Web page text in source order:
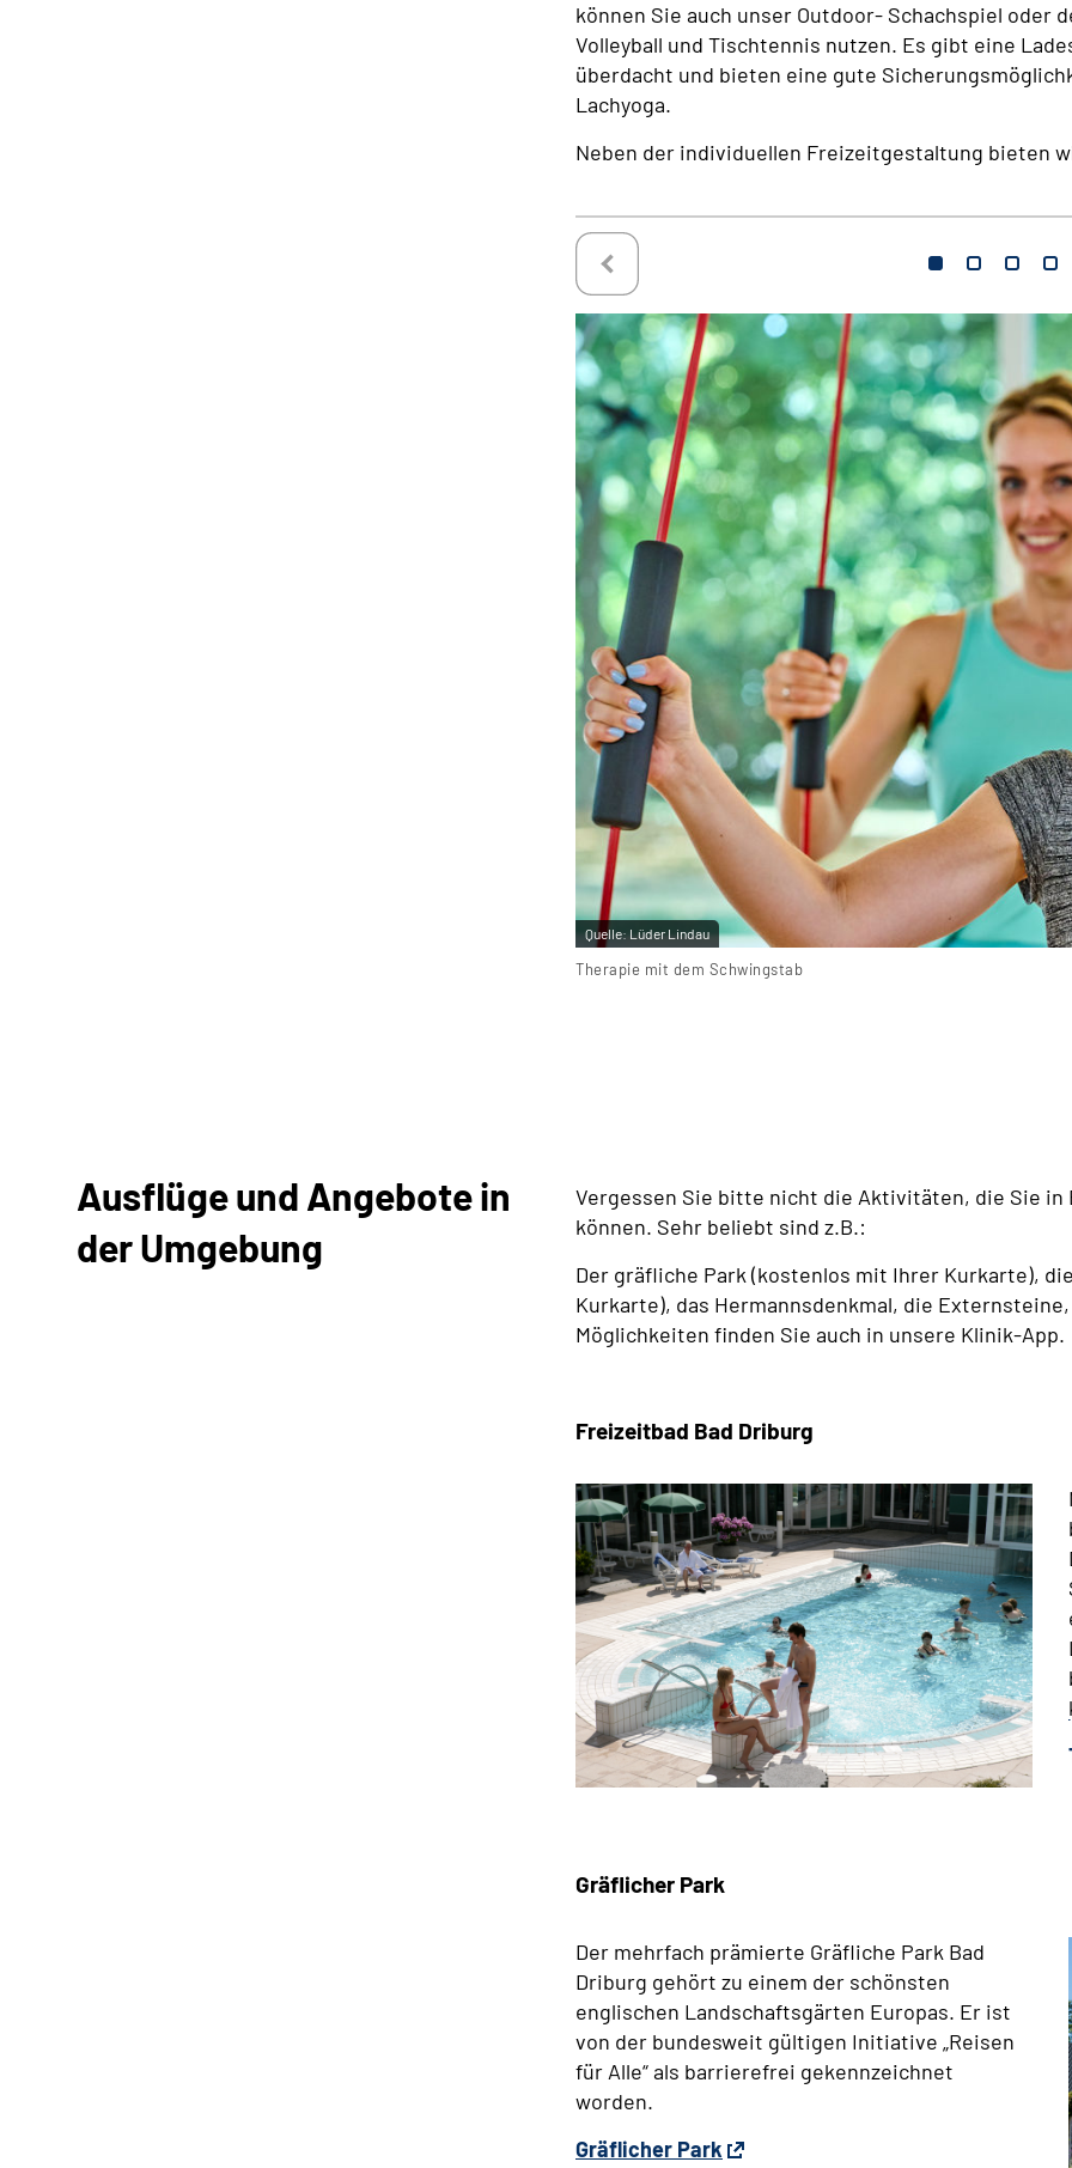
können Sie auch unser Outdoor- Schachspiel oder
Volleyball und Tischtennis nutzen. Es gibt eine
überdacht und bieten eine gute
Lachyoga.
Neben der individuellen Freizeitgestaltung bieten
Quelle: Lüder Lindau
Therapie mit dem Schwingstab
Ausflüge und Angebote in
der Umgebung
Vergessen Sie bitte nicht die Aktivitäten, die Sie in
können. Sehr beliebt sind z.B.:
Der gräfliche Park (kostenlos mit Ihrer Kurkarte),
Kurkarte), das Hermannsdenkmal, die
Möglichkeiten finden Sie auch in unsere Klinik-App.
Freizeitbad Bad Driburg
Gräflicher Park
Der mehrfach prämierte Gräfliche Park Bad
Driburg gehört zu einem der schönsten
englischen Landschaftsgärten Europas. Er ist
von der bundesweit gültigen Initiative „Reisen
für Alle“ als barrierefrei gekennzeichnet
worden.
Gräflicher Park